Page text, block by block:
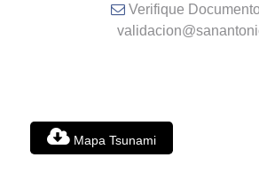
Verifique
Mapa Tsunami